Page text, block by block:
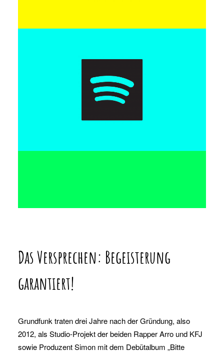
Das Versprechen: Begeisterung
garantiert!
Grundfunk traten drei Jahre nach der Gründung, also
2012, als Studio-Projekt der beiden Rapper Arro und KFJ
sowie Produzent Simon mit dem Debütalbum „Bitte